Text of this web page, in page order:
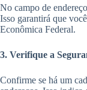
No campo de
Isso garantirá que
Econômica Federal.
3. Verifique a
Confirme se há um